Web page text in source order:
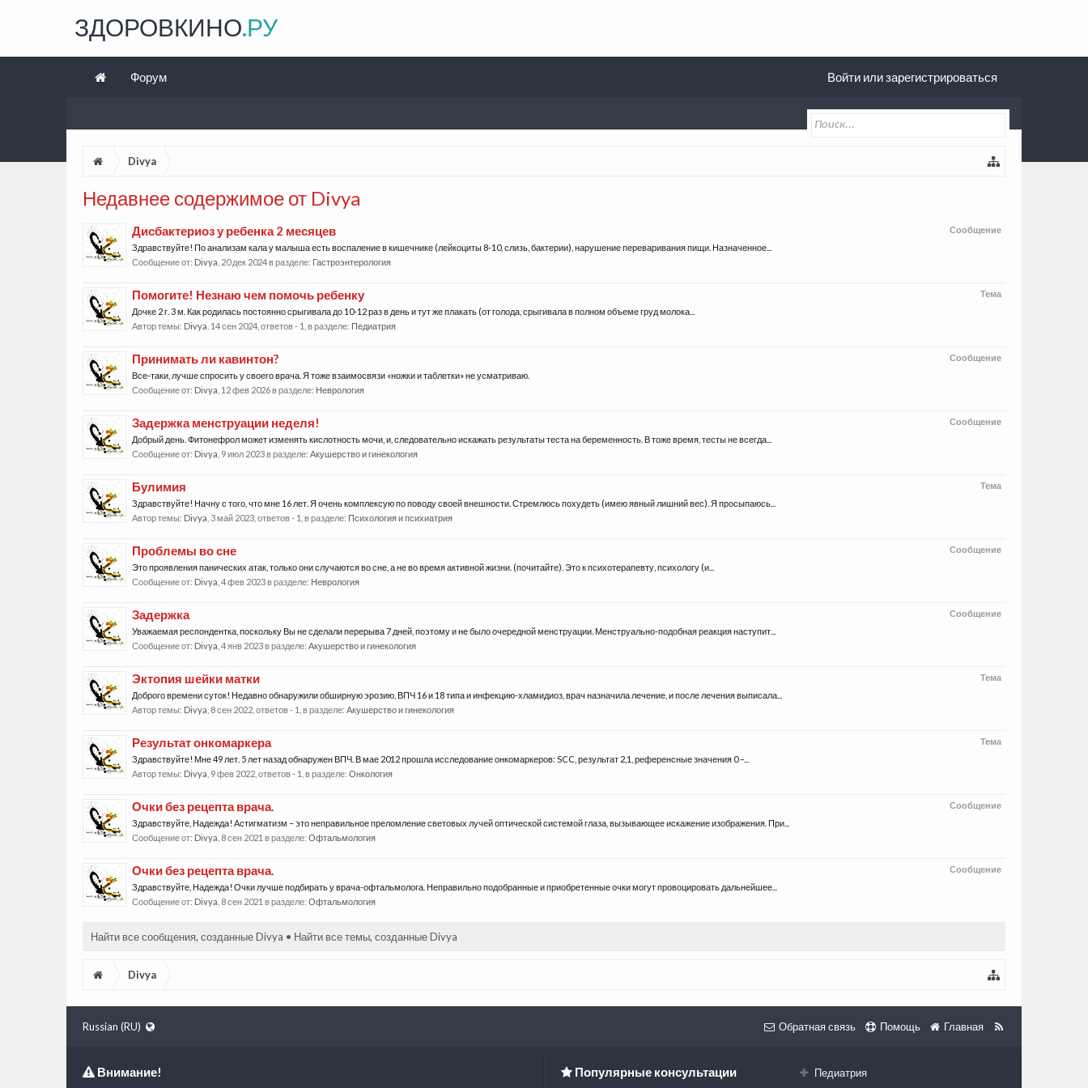
Divya
Недавнее содержимое от Divya
Сообщение
Дисбактериоз у ребенка 2 месяцев
Здравствуйте! По анализам кала у малыша есть воспаление в кишечнике (лейкоциты 8-10, слизь, бактерии), нарушение переваривания пищи. Назначенное...
Сообщение от: Divya 20 дек 2024в разделе: Гастроэнтерология
Тема
Помогите! Незнаю чем помочь ребенку
Дочке 2 г. 3 м. Как родилась постоянно срыгивала до 10-12 раз в день и тут же плакать (от голода, срыгивала в полном объеме груд молока...
Автор темы: Divya 14 сен 2024 , ответов - 1, в разделе: Педиатрия
Сообщение
Принимать ли кавинтон?
Все-таки, лучше спросить у своего врача. Я тоже взаимосвязи «ножки и таблетки» не усматриваю.
Сообщение от: Divya 12 фев 2026в разделе: Неврология
Сообщение
Задержка менструации неделя!
Добрый день. Фитонефрол может изменять кислотность мочи, и, следовательно искажать результаты теста на беременность. В тоже время, тесты не всегда...
Сообщение от: Divya 9 июл 2023в разделе: Акушерство и гинекология
Тема
Булимия
Здравствуйте! Начну с того, что мне 16 лет. Я очень комплексую по поводу своей внешности. Стремлюсь похудеть (имею явный лишний вес). Я просыпаюсь...
Автор темы: Divya 3 май 2023 , ответов - 1, в разделе: Психология и психиатрия
Сообщение
Проблемы во сне
Это проявления панических атак, только они случаются во сне, а не во время активной жизни. (почитайте). Это к психотерапевту, психологу (и...
Сообщение от: Divya 4 фев 2023в разделе: Неврология
Сообщение
Задержка
Уважаемая респондентка, поскольку Вы не сделали перерыва 7 дней, поэтому и не было очередной менструации. Менструально-подобная реакция наступит...
Сообщение от: Divya 4 янв 2023в разделе: Акушерство и гинекология
Тема
Эктопия шейки матки
Доброго времени суток! Недавно обнаружили обширную эрозию, ВПЧ 16 и 18 типа и инфекцию-хламидиоз, врач назначила лечение, и после лечения выписала...
Автор темы: Divya 8 сен 2022 , ответов - 1, в разделе: Акушерство и гинекология
Тема
Результат онкомаркера
Здравствуйте! Мне 49 лет. 5 лет назад обнаружен ВПЧ. В мае 2012 прошла исследование онкомаркеров: SCC, результат 2,1, референсные значения 0 –...
Автор темы: Divya 9 фев 2022 , ответов - 1, в разделе: Онкология
Сообщение
Очки без рецепта врача.
Здравствуйте, Надежда! Астигматизм – это неправильное преломление световых лучей оптической системой глаза, вызывающее искажение изображения. При...
Сообщение от: Divya 8 сен 2021 в разделе: Офтальмология
Сообщение
Очки без рецепта врача.
Здравствуйте, Надежда! Очки лучше подбирать у врача-офтальмолога. Неправильно подобранные и приобретенные очки могут провоцировать дальнейшее...
Сообщение от: Divya 8 сен 2021 в разделе: Офтальмология
Найти все сообщения, созданные Divya Найти все темы, созданные Divya
Divya
ЗДОРОВКИНО.РУ
Форум Войти или зарегистрироваться
Russian (RU) Обратная связь Помощь Главная
Внимание! Популярные консультации Педиатрия